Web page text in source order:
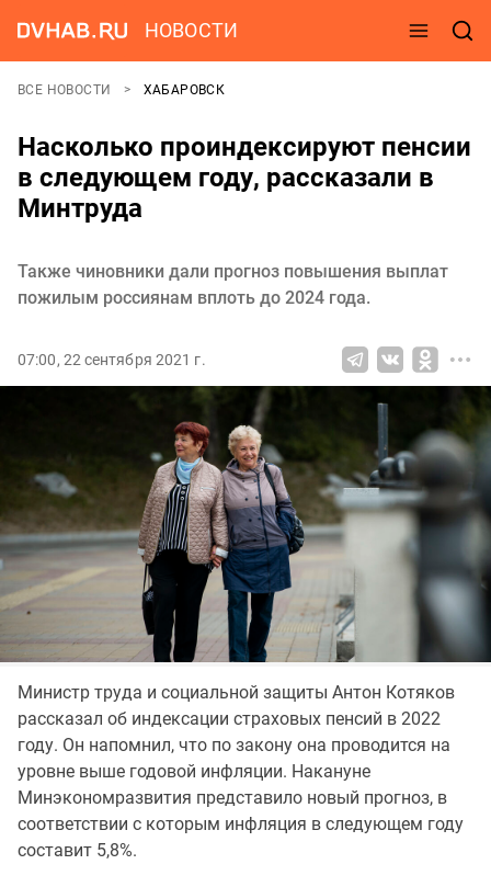
НОВОСТИ
ВСЕ НОВОСТИ ХАБАРОВСК
Насколько проиндексируют пенсии
в следующем году, рассказали в
Минтруда
Также чиновники дали прогноз повышения выплат
пожилым россиянам вплоть до 2024 года.
07:00, 22 сентября 2021 г.
Министр труда и социальной защиты Антон Котяков
рассказал об индексации страховых пенсий в 2022
году. Он напомнил, что по закону она проводится на
уровне выше годовой инфляции. Накануне
Минэкономразвития представило новый прогноз, в
соответствии с которым инфляция в следующем году
составит 5,8%.